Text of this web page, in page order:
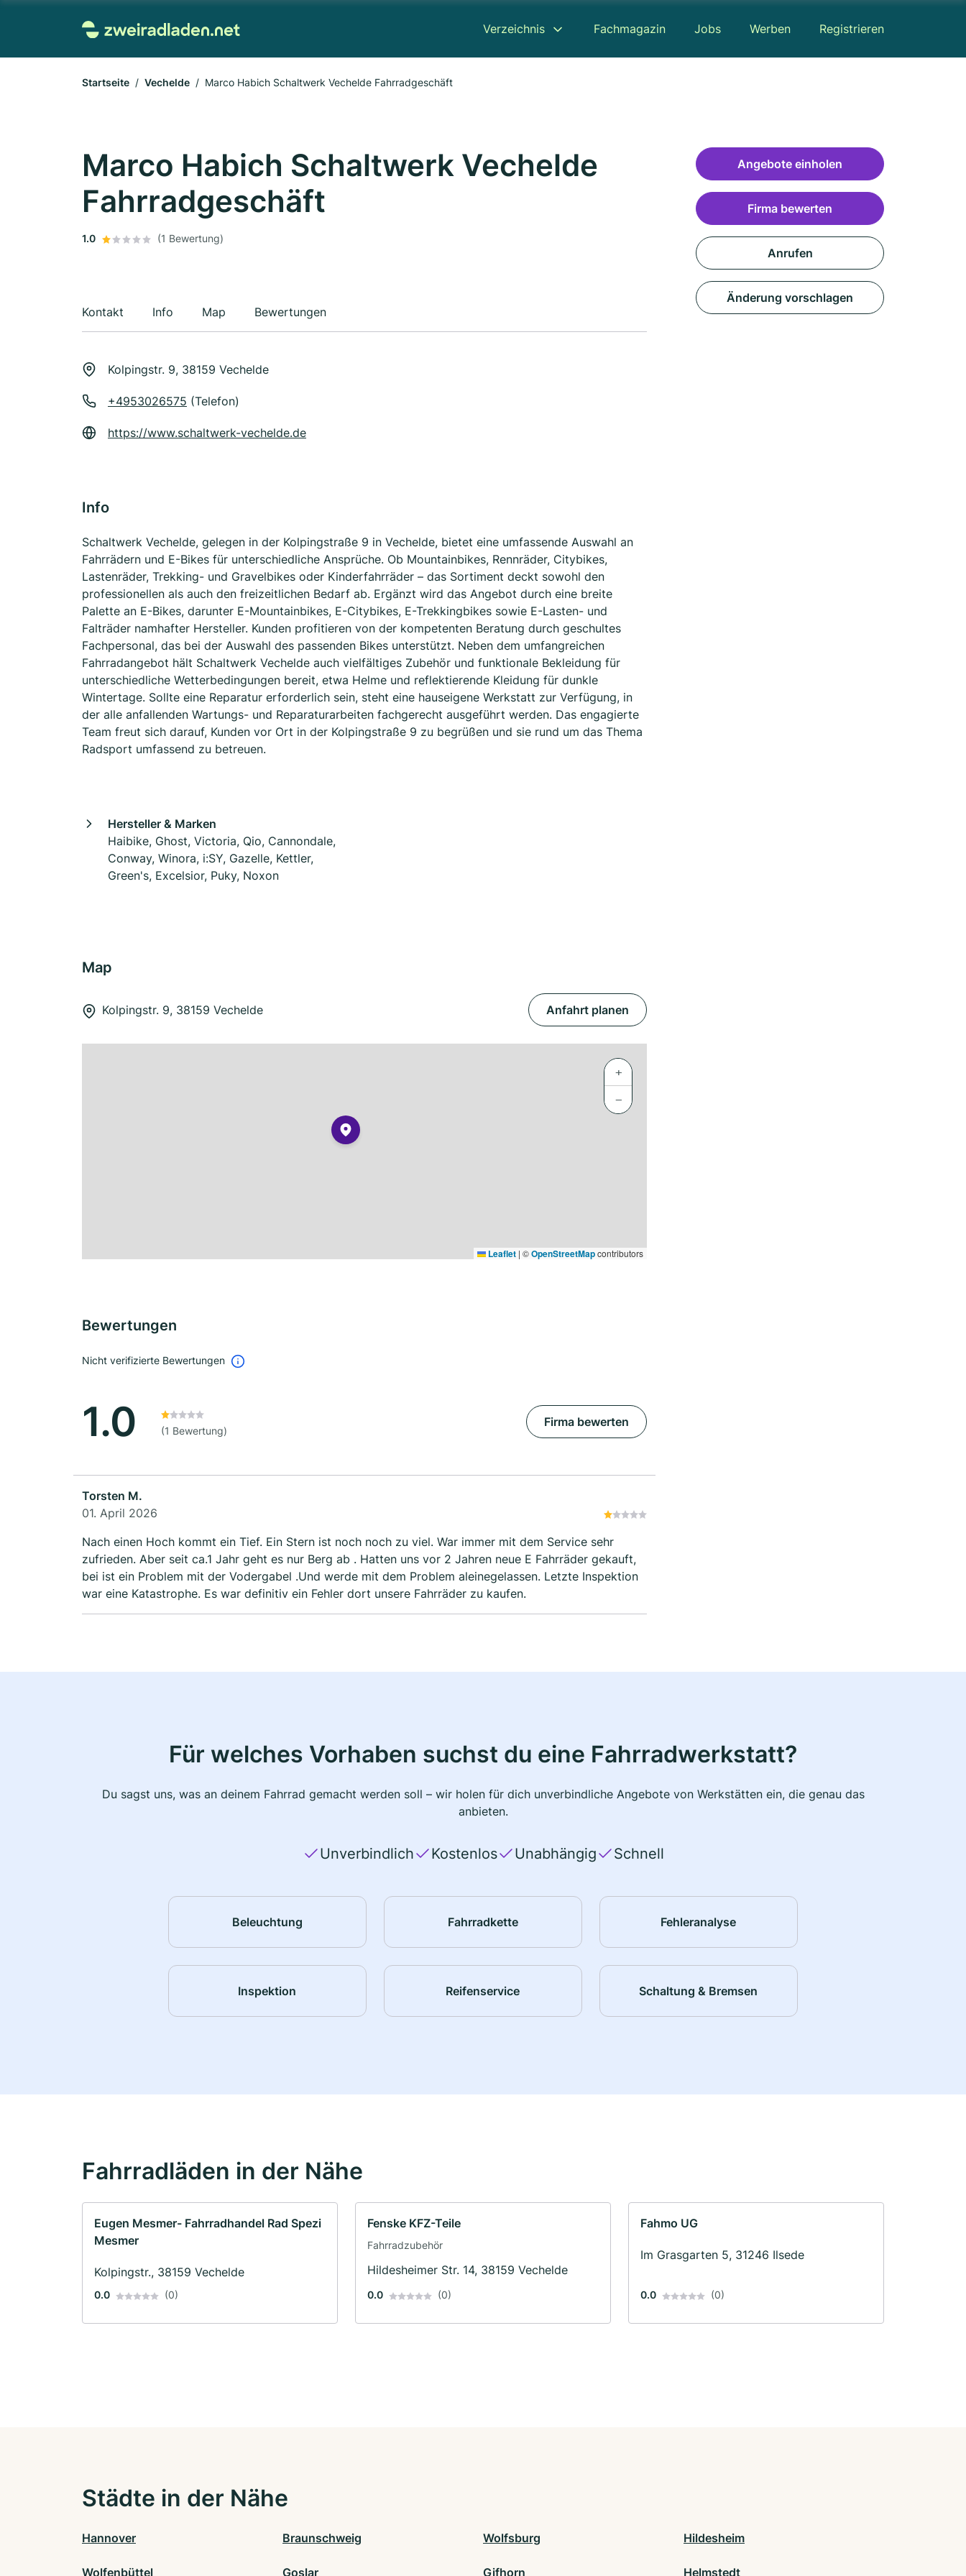
Verzeichnis Fachmagazin Jobs Werben Registrieren
Startseite Vechelde Marco Habich Schaltwerk Vechelde Fahrradgeschäft
Marco Habich Schaltwerk Vechelde
Fahrradgeschäft
1.0 (1 Bewertung)
Kontakt Info Map Bewertungen
Kolpingstr. 9, 38159 Vechelde
+4953026575 (Telefon)
https://www.schaltwerk-vechelde.de
Info
Schaltwerk Vechelde, gelegen in der Kolpingstraße 9 in Vechelde, bietet eine umfassende Auswahl an
Fahrrädern und E-Bikes für unterschiedliche Ansprüche. Ob Mountainbikes, Rennräder, Citybikes,
Lastenräder, Trekking- und Gravelbikes oder Kinderfahrräder – das Sortiment deckt sowohl den
professionellen als auch den freizeitlichen Bedarf ab. Ergänzt wird das Angebot durch eine breite
Palette an E-Bikes, darunter E-Mountainbikes, E-Citybikes, E-Trekkingbikes sowie E-Lasten- und
Falträder namhafter Hersteller. Kunden profitieren von der kompetenten Beratung durch geschultes
Fachpersonal, das bei der Auswahl des passenden Bikes unterstützt. Neben dem umfangreichen
Fahrradangebot hält Schaltwerk Vechelde auch vielfältiges Zubehör und funktionale Bekleidung für
unterschiedliche Wetterbedingungen bereit, etwa Helme und reflektierende Kleidung für dunkle
Wintertage. Sollte eine Reparatur erforderlich sein, steht eine hauseigene Werkstatt zur Verfügung, in
der alle anfallenden Wartungs- und Reparaturarbeiten fachgerecht ausgeführt werden. Das engagierte
Team freut sich darauf, Kunden vor Ort in der Kolpingstraße 9 zu begrüßen und sie rund um das Thema
Radsport umfassend zu betreuen.
Hersteller & Marken
Haibike, Ghost, Victoria, Qio, Cannondale,
Conway, Winora, i:SY, Gazelle, Kettler,
Green's, Excelsior, Puky, Noxon
Map
Kolpingstr. 9, 38159 Vechelde Anfahrt planen
+
−
Leaflet | ©OpenStreetMapcontributors
Bewertungen
Nicht verifizierte Bewertungen
1.0 (1 Bewertung)
Firma bewerten
Torsten M.
01. April 2026
Nach einen Hoch kommt ein Tief. Ein Stern ist noch noch zu viel. War immer mit dem Service sehr
zufrieden. Aber seit ca.1 Jahr geht es nur Berg ab . Hatten uns vor 2 Jahren neue E Fahrräder gekauft,
bei ist ein Problem mit der Vodergabel .Und werde mit dem Problem aleinegelassen. Letzte Inspektion
war eine Katastrophe. Es war definitiv ein Fehler dort unsere Fahrräder zu kaufen.
Angebote einholen
Firma bewerten
Anrufen
Änderung vorschlagen
Für welches Vorhaben suchst du eine Fahrradwerkstatt?
Du sagst uns, was an deinem Fahrrad gemacht werden soll – wir holen für dich unverbindliche Angebote von Werkstätten ein, die genau das
anbieten.
Unverbindlich Kostenlos Unabhängig Schnell
Beleuchtung Fahrradkette Fehleranalyse
Inspektion Reifenservice Schaltung & Bremsen
Fahrradläden in der Nähe
Eugen Mesmer- Fahrradhandel Rad Spezi
Mesmer
Kolpingstr., 38159 Vechelde
0.0 (0)
Fenske KFZ-Teile
Fahrradzubehör
Hildesheimer Str. 14, 38159 Vechelde
0.0 (0)
Fahmo UG
Im Grasgarten 5, 31246 Ilsede
0.0 (0)
Städte in der Nähe
Hannover Braunschweig Wolfsburg Hildesheim
Wolfenbüttel Goslar Gifhorn Helmstedt